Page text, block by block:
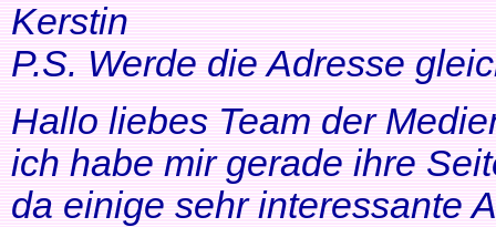
Kerstin
P.S. Werde die Adresse
Hallo liebes Team der
ich habe mir gerade ihre
da einige sehr interessante